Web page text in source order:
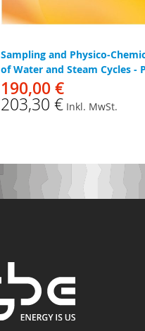
Sampling and Physico-
of Water and Steam Cycles -
190,00 €
203,30 € Inkl. MwSt.